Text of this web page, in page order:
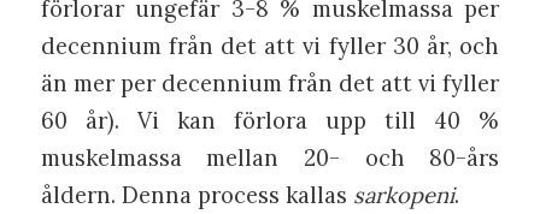
förlorar ungefär 3-8 % muskelmassa per
decennium från det att vi fyller 30 år, och
än mer per decennium från det att vi fyller
60 år). Vi kan förlora upp till 40 %
muskelmassa mellan 20- och 80-års
åldern. Denna process kallas sarkopeni.